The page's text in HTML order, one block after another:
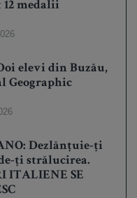
medalii
elevi din Buzău,
Geographic
Dezlănțuie-ți
ți strălucirea.
ITALIENE SE